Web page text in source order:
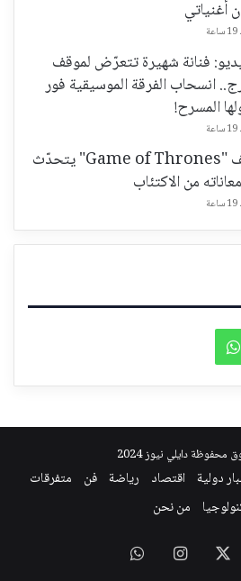
أغنياتي
فنانة شهيرة تتعرّض لموقف
انسحاب الفرقة الموسيقية فور
المسرح!
مؤلف "Game of Thrones" يتحدّث
من الاكتئاب
واتساب
محفوظة دايلي نيوز 2024
دولية اقتصاد رياضة فن متفرقات
من نحن
انستقرامواتساب